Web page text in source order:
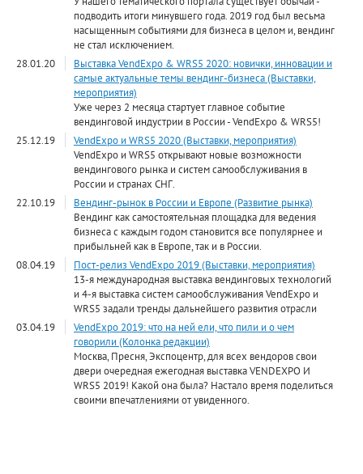
подводить итоги минувшего года. 2019 год был весьма
насыщенным событиями для бизнеса в целом и, вендинг
не стал исключением.
28.01.20
Выставка VendExpo & WRS5 2020: новички, инновации и
самые актуальные темы вендинг-бизнеса (Выставки,
мероприятия)
Уже через 2 месяца стартует главное событие
вендинговой индустрии в России - VendExpo & WRS5!
25.12.19
VendExpo и WRS5 2020 (Выставки, мероприятия)
VendExpo и WRS5 открывают новые возможности
вендингового рынка и систем самообслуживания в
России и странах СНГ.
22.10.19
Вендинг-рынок в России и Европе (Развитие рынка)
Вендинг как самостоятельная площадка для ведения
бизнеса с каждым годом становится все популярнее и
прибыльней как в Европе, так и в России.
08.04.19
Пост-релиз VendExpo 2019 (Выставки, мероприятия)
13-я международная выставка вендинговых технологий
и 4-я выставка систем самообслуживания VendExpo и
WRS5 задали тренды дальнейшего развития отрасли
03.04.19
VendExpo 2019: что на ней ели, что пили и о чем
говорили (Колонка редакции)
Москва, Пресня, Экспоцентр, для всех вендоров свои
двери очередная ежегодная выставка VENDEXPO И
WRS5 2019! Какой она была? Настало время поделиться
своими впечатлениями от увиденного.